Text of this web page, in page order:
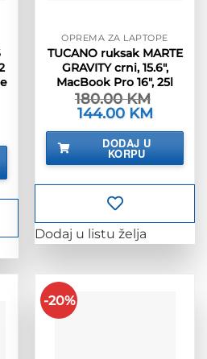
OPREMA ZA LAPTOPE
TUCANO ruksak MARTE
GRAVITY crni, 15.6″,
MacBook Pro 16″, 25l
180.00KM
Izvorna
cijena
bila
180.00 KM.
144.00 KM
je:
DODAJ U
KORPU
Dodaj u listu želja
-20%